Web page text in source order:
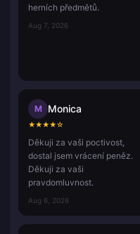
herních předmětů.
Aug 7, 2026
M Monica
★★★★☆
Děkuji za vaši poctivost,
dostal jsem vrácení peněz.
Děkuji za vaši
pravdomluvnost.
Aug 6, 2026